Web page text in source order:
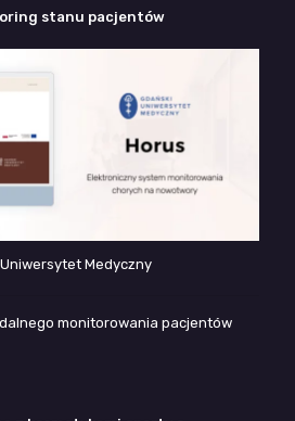
stanu pacjentów
Medyczny
monitorowania pacjentów